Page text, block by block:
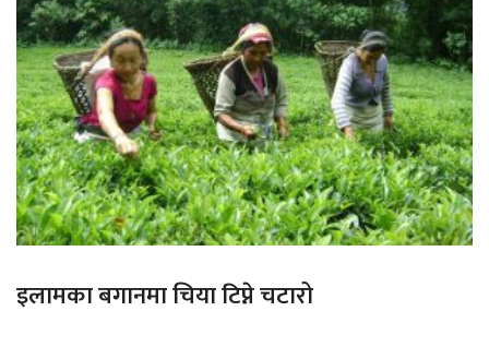
इलामका बगानमा चिया टिप्ने चटारो